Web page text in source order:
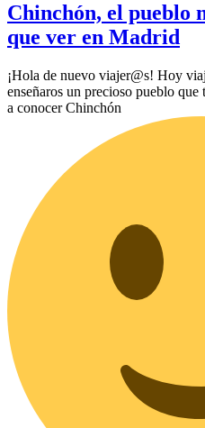
Chinchón, el pueblo
que ver en Madrid
¡Hola de nuevo viajer@s! Hoy
enseñaros un precioso pueblo
a conocer Chinchón